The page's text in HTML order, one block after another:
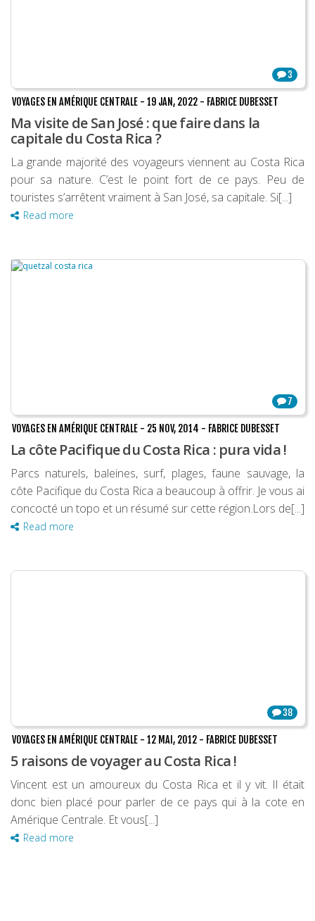
3
VOYAGES EN AMÉRIQUE CENTRALE - 19 JAN, 2022 - FABRICE DUBESSET
Ma visite de San José : que faire dans la
capitale du Costa Rica ?
La grande majorité des voyageurs viennent au Costa Rica
pour sa nature. C’est le point fort de ce pays. Peu de
touristes s’arrêtent vraiment à San José, sa capitale. Si[...]
Read more
7
VOYAGES EN AMÉRIQUE CENTRALE - 25 NOV, 2014 - FABRICE DUBESSET
La côte Pacifique du Costa Rica : pura vida !
Parcs naturels, baleines, surf, plages, faune sauvage, la
côte Pacifique du Costa Rica a beaucoup à offrir. Je vous ai
concocté un topo et un résumé sur cette région.Lors de[...]
Read more
38
VOYAGES EN AMÉRIQUE CENTRALE - 12 MAI, 2012 - FABRICE DUBESSET
5 raisons de voyager au Costa Rica !
Vincent est un amoureux du Costa Rica et il y vit. Il était
donc bien placé pour parler de ce pays qui à la cote en
Amérique Centrale. Et vous[...]
Read more